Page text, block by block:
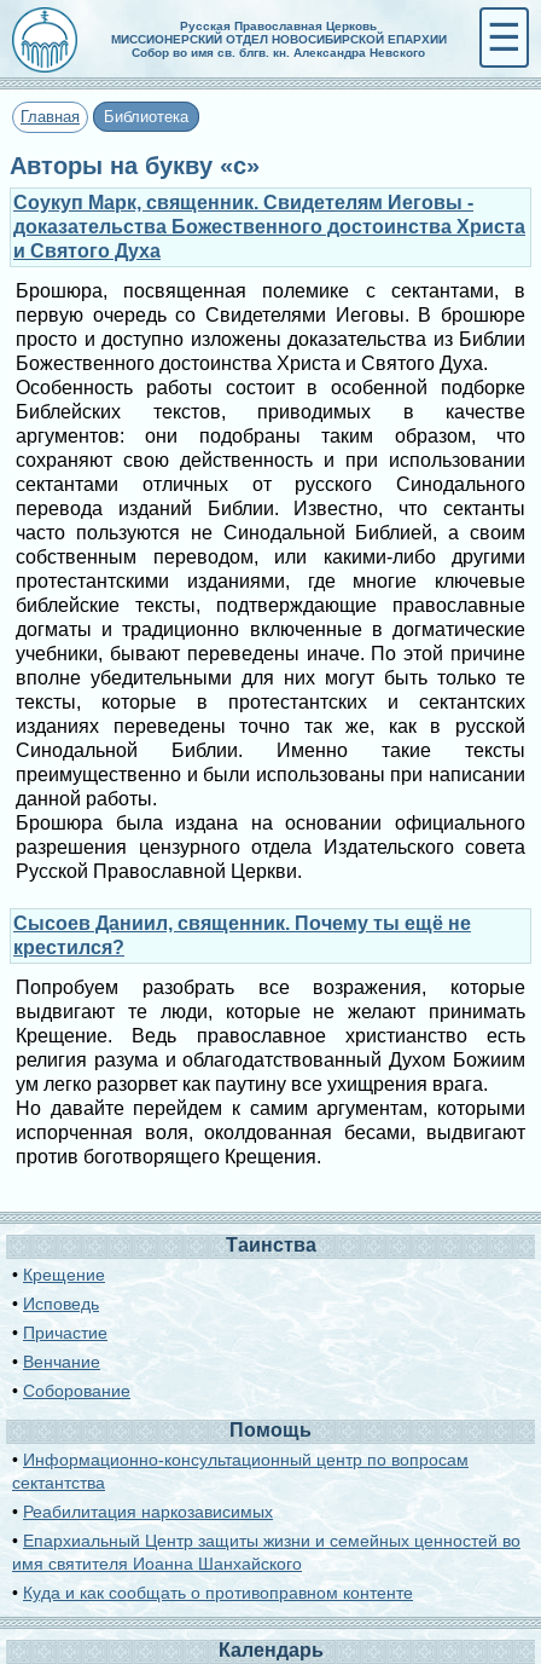
Русская Православная Церковь
МИССИОНЕРСКИЙ ОТДЕЛ НОВОСИБИРСКОЙ ЕПАРХИИ
Собор во имя св. блгв. кн. Александра Невского
☰
Главная Библиотека
Авторы на букву «с»
Соукуп Марк, священник. Свидетелям Иеговы -
доказательства Божественного достоинства Христа
и Святого Духа
Брошюра, посвященная полемике с сектантами, в
первую очередь со Свидетелями Иеговы. В брошюре
просто и доступно изложены доказательства из Библии
Божественного достоинства Христа и Святого Духа.
Особенность работы состоит в особенной подборке
Библейских текстов, приводимых в качестве
аргументов: они подобраны таким образом, что
сохраняют свою действенность и при использовании
сектантами отличных от русского Синодального
перевода изданий Библии. Известно, что сектанты
часто пользуются не Синодальной Библией, а своим
собственным переводом, или какими-либо другими
протестантскими изданиями, где многие ключевые
библейские тексты, подтверждающие православные
догматы и традиционно включенные в догматические
учебники, бывают переведены иначе. По этой причине
вполне убедительными для них могут быть только те
тексты, которые в протестантских и сектантских
изданиях переведены точно так же, как в русской
Синодальной Библии. Именно такие тексты
преимущественно и были использованы при написании
данной работы.
Брошюра была издана на основании официального
разрешения цензурного отдела Издательского совета
Русской Православной Церкви.
Сысоев Даниил, священник. Почему ты ещё не
крестился?
Попробуем разобрать все возражения, которые
выдвигают те люди, которые не желают принимать
Крещение. Ведь православное христианство есть
религия разума и облагодатствованный Духом Божиим
ум легко разорвет как паутину все ухищрения врага.
Но давайте перейдем к самим аргументам, которыми
испорченная воля, околдованная бесами, выдвигают
против боготворящего Крещения.
Таинства
• Крещение
• Исповедь
• Причастие
• Венчание
•Соборование
Помощь
• Информационно-консультационный центр по вопросам
сектантства
• Реабилитация наркозависимых
• Епархиальный Центр защиты жизни и семейных ценностей во
имя святителя Иоанна Шанхайского
• Куда и как сообщать о противоправном контенте
Календарь